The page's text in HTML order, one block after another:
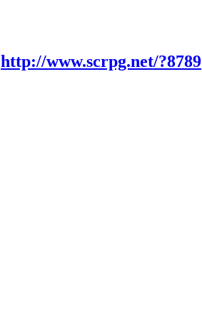
http://www.scrpg.net/?8789